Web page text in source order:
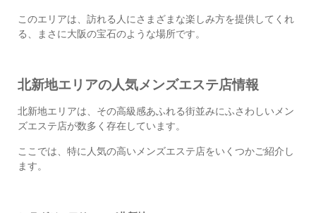
このエリアは、訪れる人にさまざまな楽しみ方を提供してくれ
る、まさに大阪の宝石のような場所です。
北新地エリアの人気メンズエステ店情報
北新地エリアは、その高級感あふれる街並みにふさわしいメン
ズエステ店が数多く存在しています。
ここでは、特に人気の高いメンズエステ店をいくつかご紹介し
ます。